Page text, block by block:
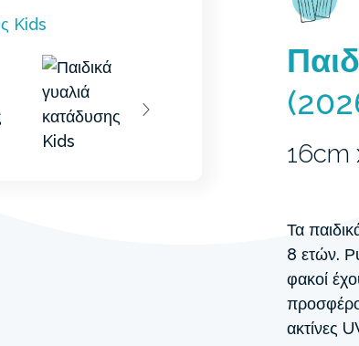
16cm
Τα
8 ετών.
φακοί
ακτίνες